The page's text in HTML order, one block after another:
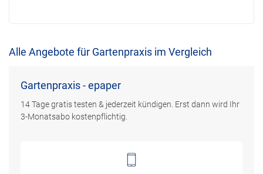
Alle Angebote für Gartenpraxis im Vergleich
Gartenpraxis - epaper
14 Tage gratis testen & jederzeit kündigen. Erst dann wird Ihr
3-Monatsabo kostenpflichtig.